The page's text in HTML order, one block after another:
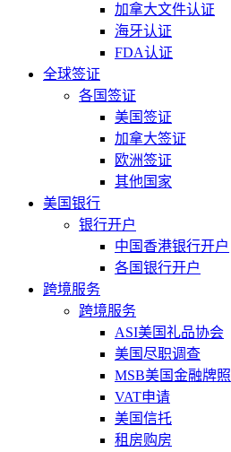
加拿大文件认证
海牙认证
FDA认证
全球签证
各国签证
美国签证
加拿大签证
欧洲签证
其他国家
美国银行
银行开户
中国香港银行开户
各国银行开户
跨境服务
跨境服务
ASI美国礼品协会
美国尽职调查
MSB美国金融牌照
VAT申请
美国信托
租房购房